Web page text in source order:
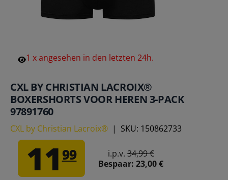
1 xangesehen in den letzten 24h.
CXL BY CHRISTIAN LACROIX®
BOXERSHORTS VOOR HEREN 3-PACK
97891760
CXL by Christian Lacroix® | SKU: 150862733
1199 i.p.v.34,99 €
Bespaar: 23,00 €